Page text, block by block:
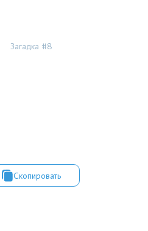
Загадка #8
Скопировать